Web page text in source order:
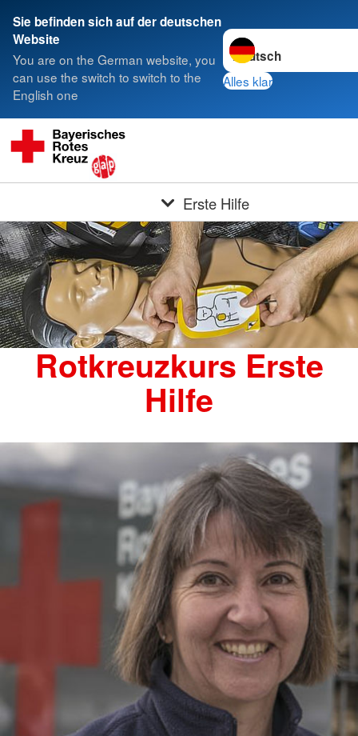
Sie befinden sich auf der deutschen
Website
You are on the German website, you
can use the switch to switch to the
English one
Sprache wechseln zu
Alles klar
Erste Hilfe
Rotkreuzkurs Erste
Hilfe